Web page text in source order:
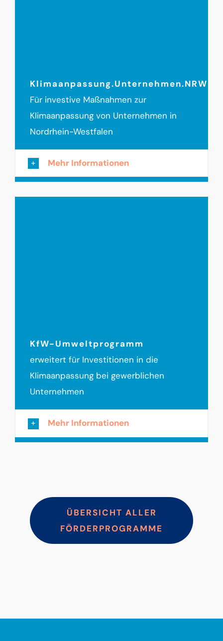
Klimaanpassung.Unternehmen.NRW
Für investive Maßnahmen zur
Klimaanpassung von Unternehmen in
Nordrhein-Westfalen
Mehr Informationen
KfW-Umweltprogramm
erweitert für Investitionen in die
Klimaanpassung bei gewerblichen
Unternehmen
Mehr Informationen
ÜBERSICHT ALLER
FÖRDERPROGRAMME